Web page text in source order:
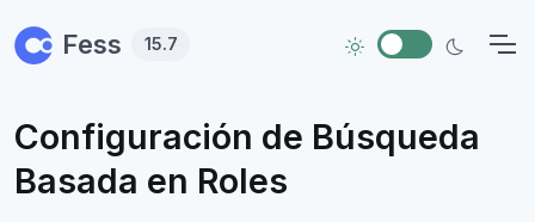
Fess 15.7
Configuración de Búsqueda
Basada en Roles